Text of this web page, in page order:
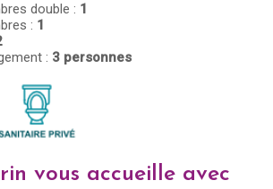
double : 1
: 1
: 3 personnes
vous accueille avec